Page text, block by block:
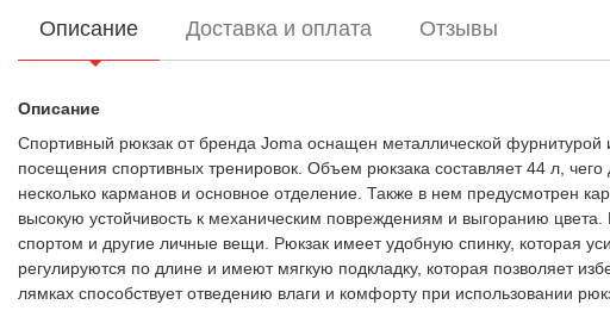
Описание
Описание
Спортивный рюкзак от бренда Joma оснащен металлической
посещения спортивных тренировок. Объем рюкзака составляет 44 л,
несколько карманов и основное отделение. Также в нем предусмотрен
высокую устойчивость к механическим повреждениям и выгоранию
спортом и другие личные вещи. Рюкзак имеет удобную спинку, которая
регулируются по длине и имеют мягкую подкладку, которая позволяет
лямках способствует отведению влаги и комфорту при использовании
Доставка и оплата Отзывы